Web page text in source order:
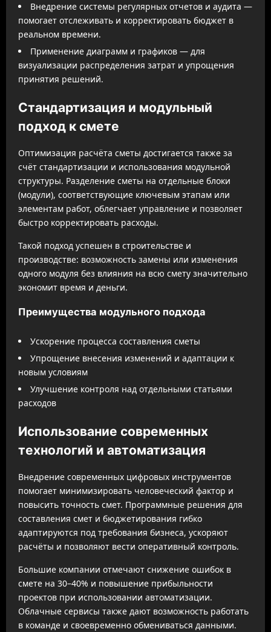
Внедрение системы регулярных отчетов и аудита —
помогает отслеживать и корректировать бюджет в
реальном времени.
Применение диаграмм и графиков — для
визуализации распределения затрат и упрощения
принятия решений.
Стандартизация и модульный
подход к смете
Оптимизация расчёта сметы достигается также за
счёт стандартизации и использования модульной
структуры. Разделение сметы на отдельные блоки
(модули), соответствующие ключевым этапам или
элементам работ, облегчает управление и позволяет
быстро корректировать расходы.
Такой подход успешен в строительстве и
производстве: возможность замены или изменения
одного модуля без влияния на всю смету значительно
экономит время и деньги.
Преимущества модульного подхода
Ускорение процесса составления сметы
Упрощение внесения изменений и адаптации к
новым условиям
Улучшение контроля над отдельными статьями
расходов
Использование современных
технологий и автоматизация
Внедрение современных цифровых инструментов
помогает минимизировать человеческий фактор и
повысить точность смет. Программные решения для
составления смет и бюджетирования гибко
адаптируются под требования бизнеса, ускоряют
расчёты и позволяют вести оперативный контроль.
Большие компании отмечают снижение ошибок в
смете на 30–40% и повышение прибыльности
проектов при использовании автоматизации.
Облачные сервисы также дают возможность работать
в команде и своевременно обмениваться данными.